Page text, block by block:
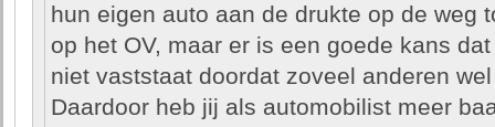
hun eigen auto aan de drukte op de weg
op het OV, maar er is een goede kans
niet vaststaat doordat zoveel anderen
Daardoor heb jij als automobilist meer